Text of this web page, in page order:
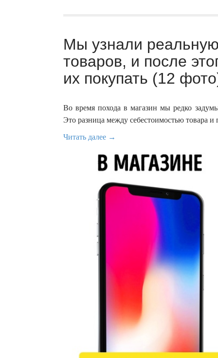
Мы узнали
товаров, и после
их покупать (12
Во время похода в магазин мы редко
Это разница между себестоимостью товара
Читать далее →